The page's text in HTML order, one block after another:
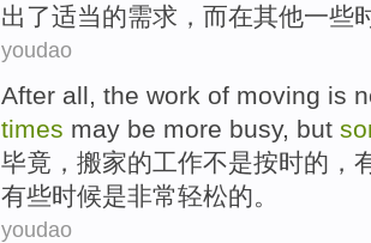
出了适当的需求，而在其他一些
youdao
After all, the work of moving is
times may be more busy, but
毕竟 ， 搬家的工作不是按时的 ，
有些时候是非常轻松的。
youdao